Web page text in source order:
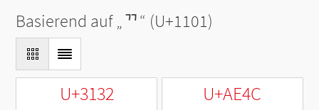
Basierend auf „ᄁ“ (U+1101)
U+3132 U+AE4C